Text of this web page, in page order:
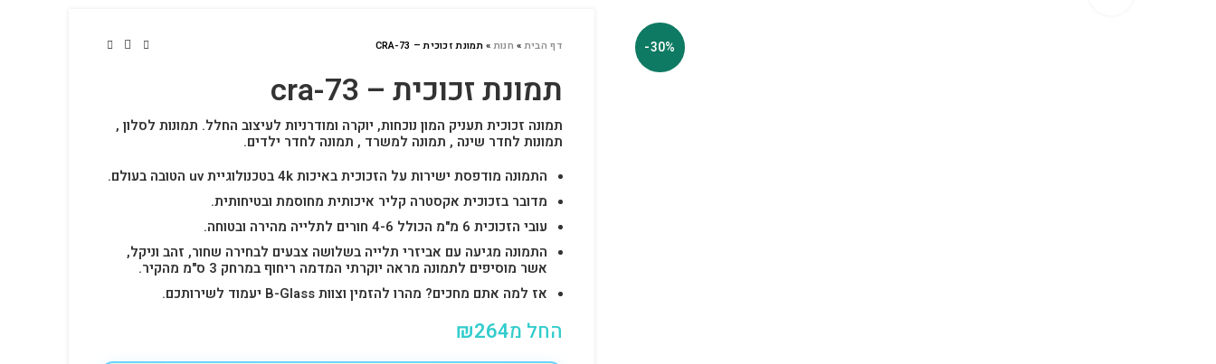
-30% דף הבית» חנות»תמונת זכוכית – CRA-73
תמונת זכוכית – cra-73
תמונה זכוכית תעניק המון נוכחות, יוקרה ומודרניות לעיצוב החלל. תמונות לסלון ,
תמונות לחדר שינה , תמונה למשרד , תמונה לחדר ילדים.
התמונה מודפסת ישירות על הזכוכית באיכות 4k בטכנולוגיית uv הטובה בעולם.
מדובר בזכוכית אקסטרה קליר איכותית מחוסמת ובטיחותית.
עובי הזכוכית 6 מ"מ הכולל 4-6 חורים לתלייה מהירה ובטוחה.
התמונה מגיעה עם אביזרי תלייה בשלושה צבעים לבחירה שחור, זהב וניקל,
אשר מוסיפים לתמונה מראה יוקרתי המדמה ריחוף במרחק 3 ס"מ מהקיר.
אז למה אתם מחכים? מהרו להזמין וצוות B-Glass יעמוד לשירותכם.
החל מ ₪264